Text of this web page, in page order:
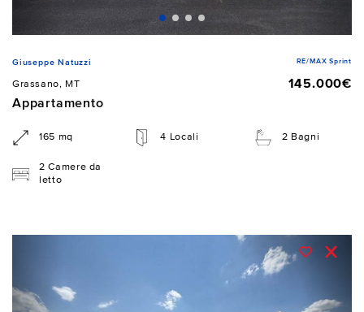
Giuseppe Natuzzi RE/MAX Sprint
Grassano, MT
145.000€
Appartamento
165 mq 4 Locali 2 Bagni
2 Camere da
letto